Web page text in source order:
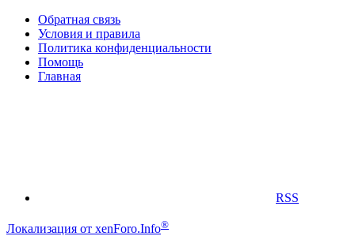
Обратная связь
Условия и правила
Политика конфиденциальности
Помощь
Главная
RSS
Локализация от xenForo.Info®